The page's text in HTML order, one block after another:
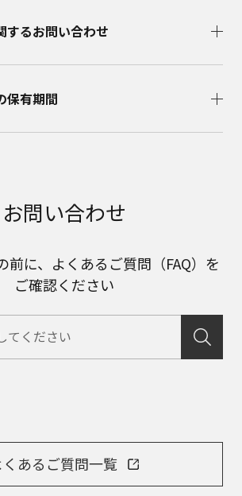
するお問い合わせ​
保有期間​
お問い合わせ
前に、よくあるご質問（FAQ）を
ご確認ください
くあるご質問一覧